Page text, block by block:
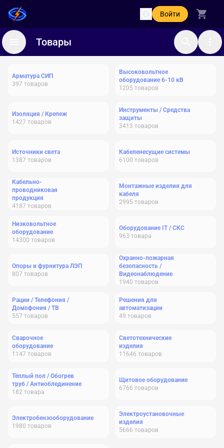
Войти
Товары
Арматура СИП
397 товаров
Высоковольтное
оборудование 6-10 кВ
1205 товаров
Изоляция / Крепеж
1427 товаров
Инструменты / Средства
защиты
3413 товаров
Источники света
1387 товаров
Кабеленесущие системы
6100 товаров
Кабельно-
проводниковая
продукция
4187 товаров
Монтажные изделия для
кабеля
2995 товаров
Низковольтное
оборудование
14300 товаров
Оборудование IT / СКС
963 товара
Опоры и фурнитура ЛЭП
807 товаров
Охранно-пожарная
безопасность /
Видеонаблюдение
1940 товаров
Рации / Телефония /
Домофония / ТВ
557 товаров
Решения для
автоматизации
49 товаров
Сварочное
оборудование
1147 товаров
Светотехнические
изделия
11646 товаров
Тёплый пол / Обогрев
труб / Антиоблединение
182 товара
Щитовое оборудование
6766 товаров
Электробензооборудование
1980 товаров
Электроустановочные
изделия
5666 товаров